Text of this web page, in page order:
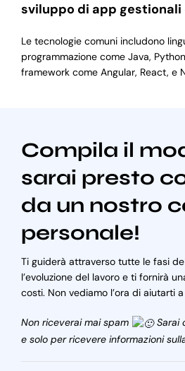
sviluppo di app gestionali
Le tecnologie comuni includono
programmazione come Java,
framework come Angular, React, e
Compila il
sarai presto
da un nostro
personale!
Ti guiderà attraverso tutte le fasi
l’evoluzione del lavoro e ti fornirà
costi. Non vediamo l’ora di aiutarti
Non riceverai mai spam
Sarai
e solo per ricevere informazioni